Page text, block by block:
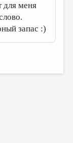
для меня
запас :)